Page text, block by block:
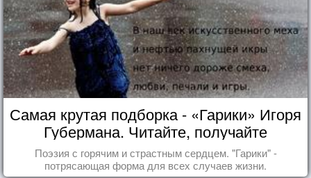
Самая крутая подборка - «Гарики» Игоря
Губермана. Читайте, получайте
удовольствие!
Поэзия с горячим и страстным сердцем. "Гарики" -
потрясающая форма для всех случаев жизни.